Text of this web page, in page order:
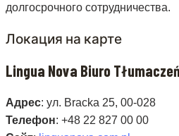
долгосрочного сотрудничества.
Локация на карте
Lingua Nova Biuro Tłumaczeń
Адрес: ул. Bracka 25, 00-028
Телефон: +48 22 827 00 00